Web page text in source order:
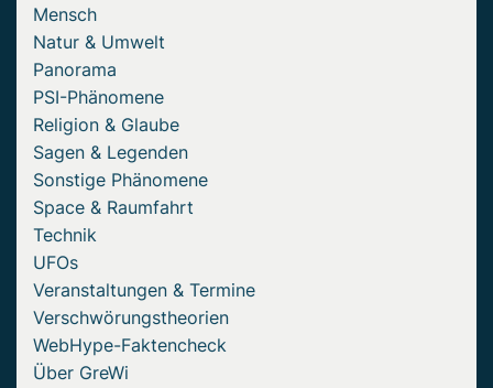
Mensch
Natur & Umwelt
Panorama
PSI-Phänomene
Religion & Glaube
Sagen & Legenden
Sonstige Phänomene
Space & Raumfahrt
Technik
UFOs
Veranstaltungen & Termine
Verschwörungstheorien
WebHype-Faktencheck
Über GreWi